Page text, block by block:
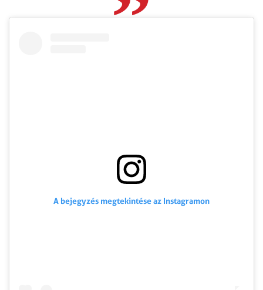
A bejegyzés megtekintése az Instagramon